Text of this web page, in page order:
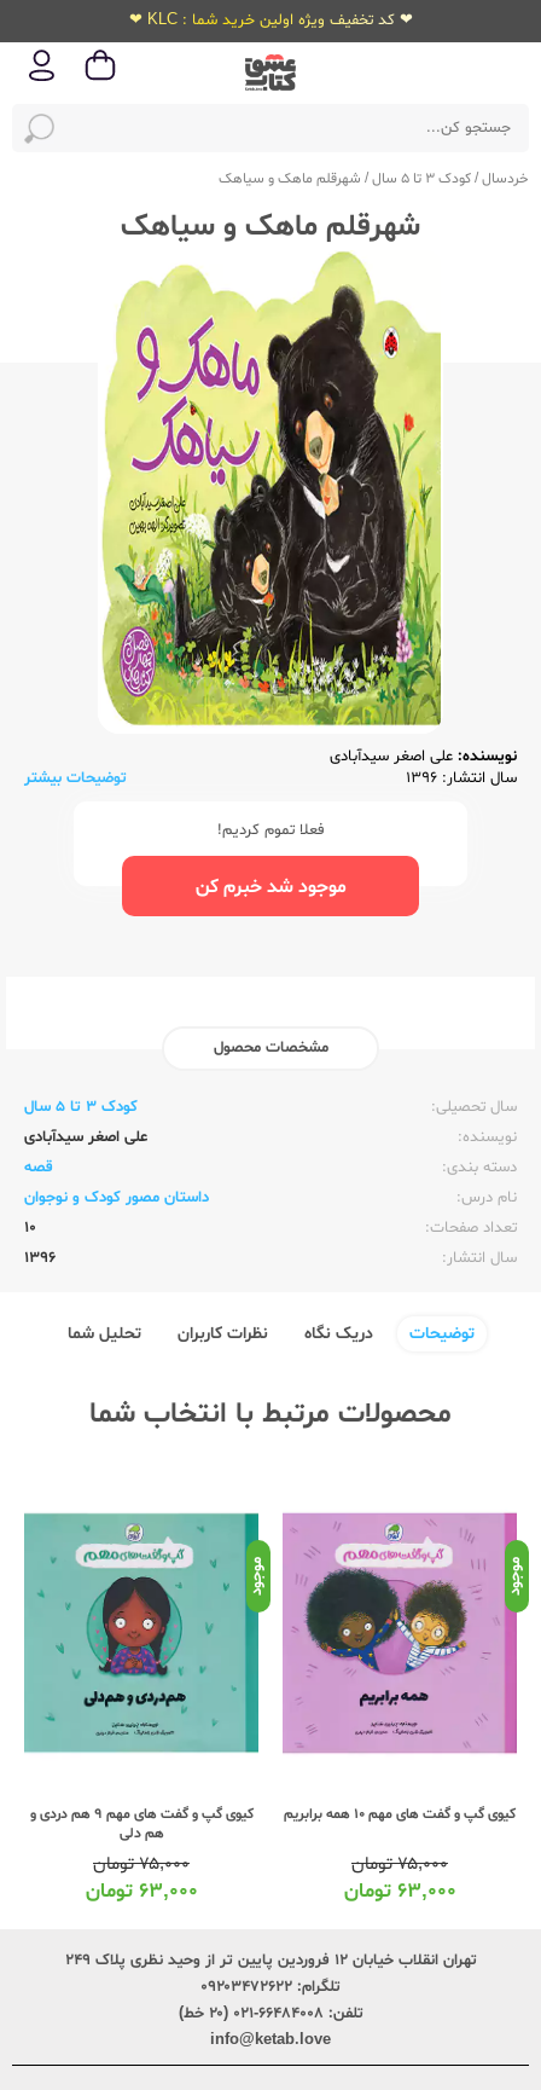
❤ کد تخفیف ویژه اولین خرید شما : KLC ❤
خردسال/کودک 3 تا 5 سال / شهرقلم ماهک و سیاهک
شهرقلم ماهک و سیاهک
نویسنده: علی اصغر سیدآبادی
سال انتشار: 1396
توضیحات بیشتر
فعلا تموم کردیم!
موجود شد خبرم کن
مشخصات محصول
سال تحصیلی:‌
کودک 3 تا 5 سال
نویسنده:‌
علی اصغر سیدآبادی
دسته بندی:
قصه
نام درس:
داستان مصور کودک و نوجوان
تعداد صفحات:‌
10
سال انتشار:‌
1396
توضیحات دریک نگاه نظرات کاربران تحلیل شما
محصولات مرتبط با انتخاب شما
موجود
کیوی گپ و گفت های مهم 10 همه برابریم
۷۵,۰۰۰تومان
۶۳,۰۰۰ تومان
موجود
کیوی گپ و گفت های مهم 9 هم دردی و
هم دلی
۷۵,۰۰۰تومان
۶۳,۰۰۰ تومان
تهران انقلاب خیابان ۱۲ فروردین پایین تر از وحید نظری پلاک ۲۴۹
تلگرام: ۰۹۲۰۳۴۷۲۶۲۲
تلفن: ۶۶۴۸۴۰۰۸-۰۲۱ (۲۰ خط)
info@ketab.love